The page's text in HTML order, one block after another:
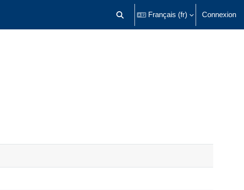
Activer/désactiver la saisie de
Français ‎(fr)‎ Connexion